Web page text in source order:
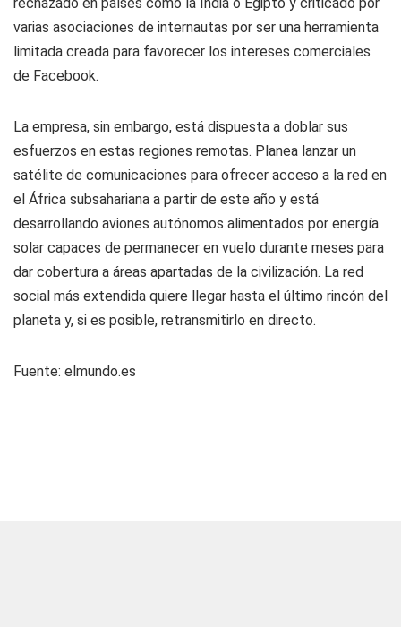
varias asociaciones de internautas por ser una herramienta
limitada creada para favorecer los intereses comerciales
de Facebook.
La empresa, sin embargo, está dispuesta a doblar sus
esfuerzos en estas regiones remotas. Planea lanzar un
satélite de comunicaciones para ofrecer acceso a la red en
el África subsahariana a partir de este año y está
desarrollando aviones autónomos alimentados por energía
solar capaces de permanecer en vuelo durante meses para
dar cobertura a áreas apartadas de la civilización. La red
social más extendida quiere llegar hasta el último rincón del
planeta y, si es posible, retransmitirlo en directo.
Fuente: elmundo.es